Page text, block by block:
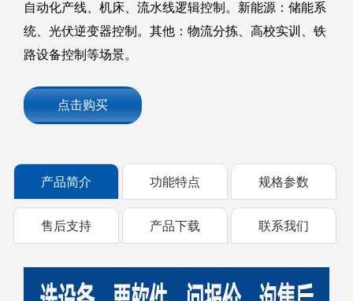
自动化产线、机床、流水线逻辑控制。新能源：储能系
统、光伏逆变器控制。其他：物流分拣、高校实训、铁
路设备控制等场景。
点击购买
产品简介 功能特点 规格参数
售后支持 产品下载 联系我们